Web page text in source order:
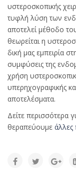
υστεροσκοπικής
τυφλή λύση των
αποτελεί μέθοδο
θεωρείται η
δική μας εμπειρία
συμφύσεις της
χρήση
υπερηχογραφικής
αποτελέσματα.
Δείτε περισσότερα
θεραπεύουμε άλλες